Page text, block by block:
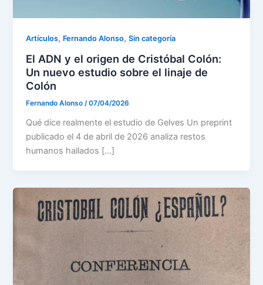
Artículos, Fernando Alonso,Sin categoría
El ADN y el origen de Cristóbal Colón:
Un nuevo estudio sobre el linaje de
Colón
Fernando Alonso/07/04/2026
Qué dice realmente el estudio de Gelves Un preprint
publicado el 4 de abril de 2026 analiza restos
humanos hallados […]